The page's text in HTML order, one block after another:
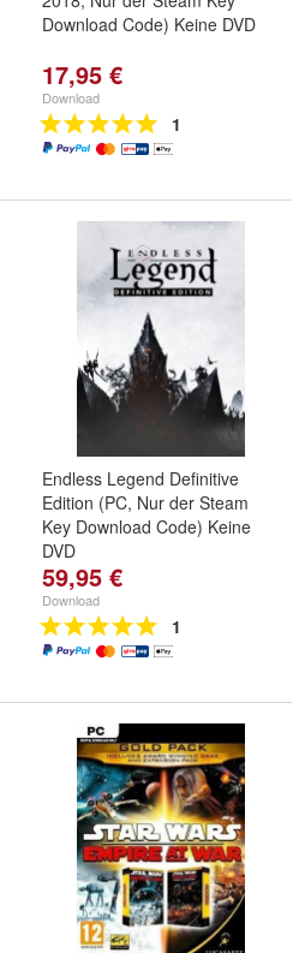
Download Code) Keine DVD
17,95 €
Download
1
Endless Legend Definitive
Edition (PC, Nur der Steam
Key Download Code) Keine
DVD
59,95 €
Download
1